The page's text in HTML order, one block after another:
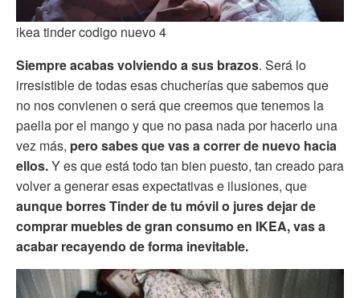
ikea tinder codigo nuevo 4
Siempre acabas volviendo a sus brazos. Será lo
irresistible de todas esas chucherías que sabemos que
no nos convienen o será que creemos que tenemos la
paella por el mango y que no pasa nada por hacerlo una
vez más, pero sabes que vas a correr de nuevo hacia
ellos.Y es que está todo tan bien puesto, tan creado para
volver a generar esas expectativas e ilusiones, que
aunque borres Tinder de tu móvil o jures dejar de
comprar muebles de gran consumo en IKEA, vas a
acabar recayendo de forma inevitable.